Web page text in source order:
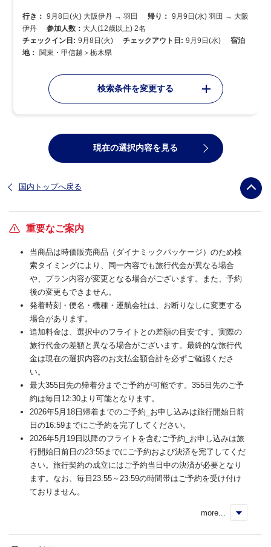
行き： 9月8日(火) 大阪伊丹 → 羽田 帰り： 9月9日(水) 羽田 → 大阪
伊丹
参加人数： 大人(12歳以上) 2名
チェックイン日: 9月8日(火) チェックアウト日: 9月9日(水)
宿泊
地： 関東・甲信越＞栃木県
検索条件を変更する
現在の選択内容を見る
国内トップへ戻る
重要なご案内
当商品は時価販売商品（ダイナミックパッケージ）のため検
索タイミングにより、同一内容でも旅行代金が異なる場合
や、プラン内容が変更となる場合がございます。また、予約
後の変更もできません。
発着時刻・便名・機種・運航会社は、お断りなしに変更する
場合があります。
追加料金は、選択中のフライトとの差額の目安です。実際の
旅行代金の差額と異なる場合がございます。最終的な旅行代
金は現在の選択内容のお支払金額合計を必ずご確認くださ
い。
最大355日先の帰着分までご予約が可能です。355日先のご予
約は毎日12:30より可能となります。
2026年5月18日帰着までのご予約_お申し込みは旅行開始日前
日の16:59までにご予約を完了してください。
2026年5月19日以降のフライトを含むご予約_お申し込みは旅
行開始日前日の23:55までにご予約および決済を完了してくだ
さい。旅行契約の成立にはご予約当日中の決済が必要となり
ます。なお、毎日23:55～23:59の時間帯はご予約を受け付け
ておりません。
more...